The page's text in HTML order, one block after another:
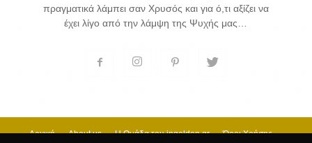
πραγματικά λάμπει σαν Χρυσός και για ό,τι αξίζει να
έχει λίγο από την λάμψη της Ψυχής μας…
Αρχική About us H Ομάδα του ingolden.gr Όροι Χρήσης